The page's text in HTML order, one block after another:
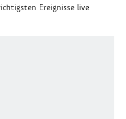
Ereignisse live